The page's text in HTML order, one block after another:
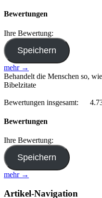
Bewertungen
Ihre Bewertung:
mehr →
Behandelt die Menschen so,
Bibelzitate
Bewertungen insgesamt:
Bewertungen
Ihre Bewertung:
mehr →
Artikel-Navigation